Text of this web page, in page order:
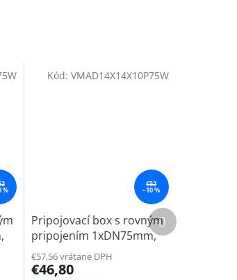
%
€52
–10 %
Pripojovací box s rovným
pripojením 1xDN75mm,
140x140x100
€57,56 vrátane DPH
€46,80
Kód: VMAD14X14X10P75W
Ďalší
produkt